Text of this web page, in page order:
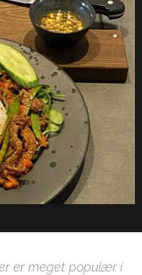
er meget populær i